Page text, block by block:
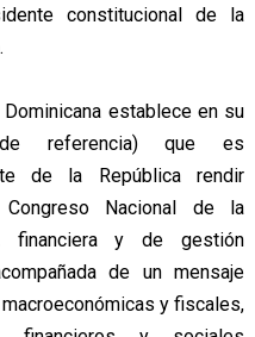
constitucional de la
establece en su
referencia) que es
de la República rendir
Nacional de la
financiera y de gestión
de un mensaje
y fiscales,